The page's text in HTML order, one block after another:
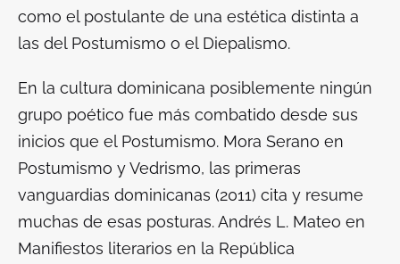
como el postulante de una estética distinta a
las del Postumismo o el Diepalismo.
En la cultura dominicana posiblemente ningún
grupo poético fue más combatido desde sus
inicios que el Postumismo. Mora Serano en
Postumismo y Vedrismo, las primeras
vanguardias dominicanas (2011) cita y resume
muchas de esas posturas. Andrés L. Mateo en
Manifiestos literarios en la República